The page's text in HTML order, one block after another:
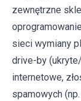
zewnętrzne
sieci wymiany
drive-by
internetowe,
spamowych